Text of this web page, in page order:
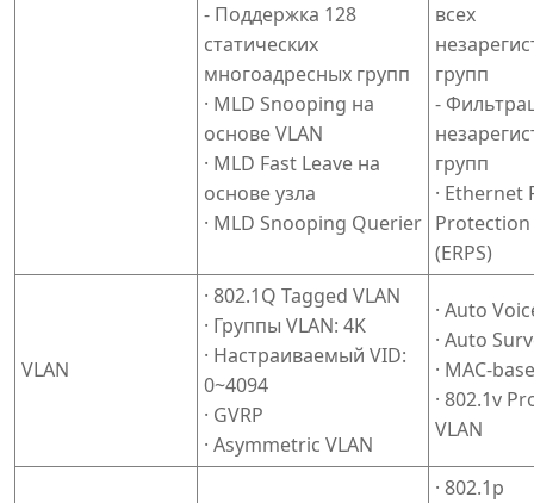
- Поддержка 128
статических
многоадресных групп
· MLD Snooping на
основе VLAN
· MLD Fast Leave на
основе узла
· MLD Snooping Querier
всех
групп
-
групп
· Ethernet
(ERPS)
VLAN
· 802.1Q Tagged VLAN
· Группы VLAN: 4K
· Настраиваемый VID:
0~4094
· GVRP
· Asymmetric VLAN
· Auto
· Auto
· MAC-
· 802.1v
VLAN
· 802.1p